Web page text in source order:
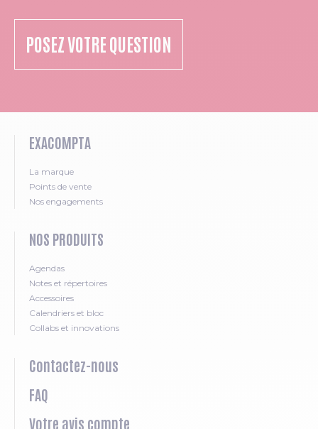
POSEZ VOTRE QUESTION
EXACOMPTA
La marque
Points de vente
Nos engagements
NOS PRODUITS
Agendas
Notes et répertoires
Accessoires
Calendriers et bloc
Collabs et innovations
Contactez-nous
FAQ
Votre avis compte